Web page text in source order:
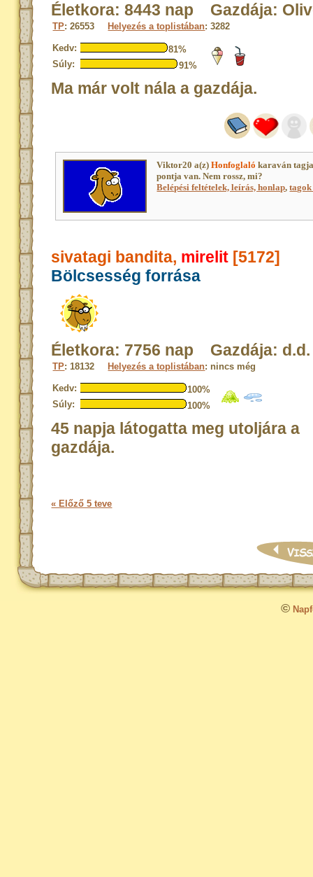
Életkora: 8443 nap Gazdája:
TP: 26553 Helyezés a toplistában: 3282
Kedv:
81%
Súly:
91%
Ma már volt nála a gazdája.
Viktor20 a(z)Honfoglaló karaván
pontja van. Nem rossz, mi?
Belépési feltételek, leírás, honlap,
sivatagi bandita, mirelit [5172]
Bölcsesség forrása
Életkora: 7756 nap Gazdája: d.d.
TP: 18132 Helyezés a toplistában: nincs még
Kedv:
100%
Súly:
100%
45 napja látogatta meg utoljára a
gazdája.
« Előző 5 teve
©